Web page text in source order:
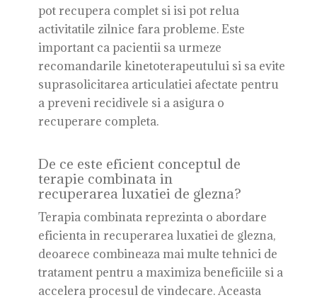
pot recupera complet si isi pot relua
activitatile zilnice fara probleme. Este
important ca pacientii sa urmeze
recomandarile kinetoterapeutului si sa evite
suprasolicitarea articulatiei afectate pentru
a preveni recidivele si a asigura o
recuperare completa.
De ce este eficient conceptul de
terapie combinata in
recuperarea luxatiei de glezna?
Terapia combinata reprezinta o abordare
eficienta in recuperarea luxatiei de glezna,
deoarece combineaza mai multe tehnici de
tratament pentru a maximiza beneficiile si a
accelera procesul de vindecare. Aceasta